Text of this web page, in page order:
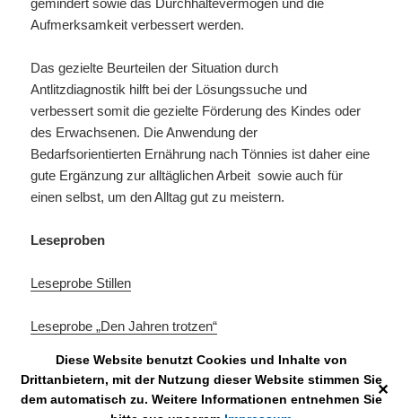
Diese Website benutzt Cookies und Inhalte von
Drittanbietern, mit der Nutzung dieser Website stimmen Sie
dem automatisch zu. Weitere Informationen entnehmen Sie
✕
gemindert sowie das Durchhaltevermögen und die
Aufmerksamkeit verbessert werden.
Das gezielte Beurteilen der Situation durch
Antlitzdiagnostik hilft bei der Lösungssuche und
verbessert somit die gezielte Förderung des Kindes oder
des Erwachsenen. Die Anwendung der
Bedarfsorientierten Ernährung nach Tönnies ist daher eine
gute Ergänzung zur alltäglichen Arbeit sowie auch für
einen selbst, um den Alltag gut zu meistern.
Leseproben
Leseprobe Stillen
Leseprobe „Den Jahren trotzen“
Mit Stolz präsentiert von WordPress